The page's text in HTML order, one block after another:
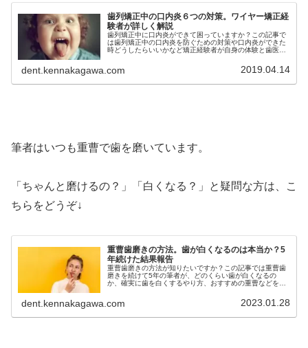
歯列矯正中の口内炎６つの対策。ワイヤー矯正経
験者が詳しく解説
歯列矯正中に口内炎ができて困っていますか？この記事で
は歯列矯正中の口内炎を防ぐための対策や口内炎ができた
時どうしたらいいかなど矯正経験者が自身の体験と歯医者
dent.kennakagawa.com 2019.04.14
筆者はいつも重曹で歯を磨いています。
「ちゃんと磨けるの？」「白くなる？」と疑問な方は、こ
ちらをどうぞ↓
重曹歯磨きの方法。歯が白くなるのは本当か？5
年続けた結果報告
重曹歯磨きの方法が知りたいですか？この記事では重曹歯
磨きを続けて5年の筆者が、どのくらい歯が白くなるの
か、確実に歯を白くするやり方、おすすめの重曹などを写
dent.kennakagawa.com 2023.01.28